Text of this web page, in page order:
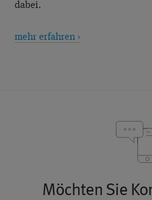
dabei.
mehr erfahren ›
Möchten Sie